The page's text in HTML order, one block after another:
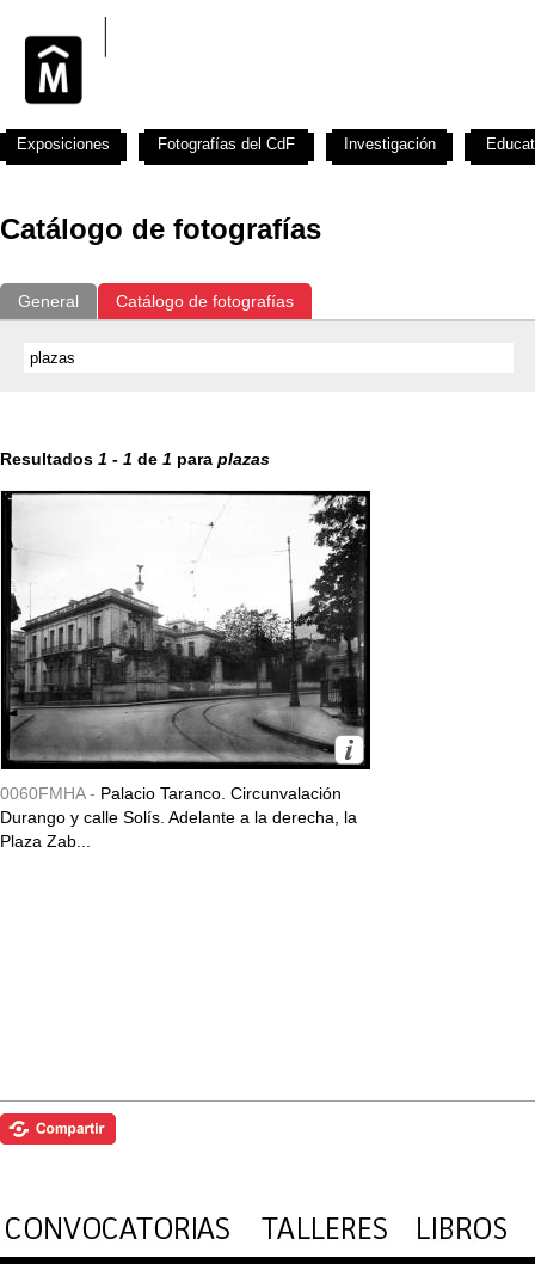
Catálogo de fotografías
General Catálogo de fotografías
Resultados 1 - 1 de 1 para plazas
0060FMHA - Palacio Taranco. Circunvalación
Durango y calle Solís. Adelante a la derecha, la
Plaza Zab...
Exposiciones Fotografías del CdF Investigación